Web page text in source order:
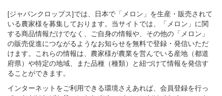
[ジャパンクロップス]では、日本で「メロン」を生産・販売されて
いる農家様を募集しております。当サイトでは、「メロン」に関
する商品情報だけでなく、ご自身の情報や、その他の「メロン」
の販売促進につながるようなお知らせを無料で登録・発信いただ
けます。これらの情報は、農家様が農業を営んでいる産地（都道
府県）や特定の地域、また品種（種類）と紐づけて情報を発信す
ることができます。
インターネットをご利用できる環境さえあれば、会員登録を行っ